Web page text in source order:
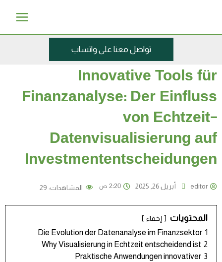
تواصل معنا على واتساب
Innovative Tools für
Finanzanalyse: Der Einfluss
von Echtzeit-
Datenvisualisierung auf
Investmententscheidungen
editor أبريل 26, 2025 2:20 ص المشاهدات: 29
المحتويات إخفاء
Die Evolution der Datenanalyse im Finanzsektor
Why Visualisierung in Echtzeit entscheidend ist
Praktische Anwendungen innovativer